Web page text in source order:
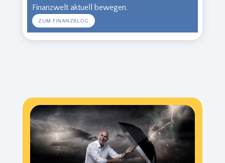
Finanzwelt aktuell bewegen.
ZUM FINANZBLOG